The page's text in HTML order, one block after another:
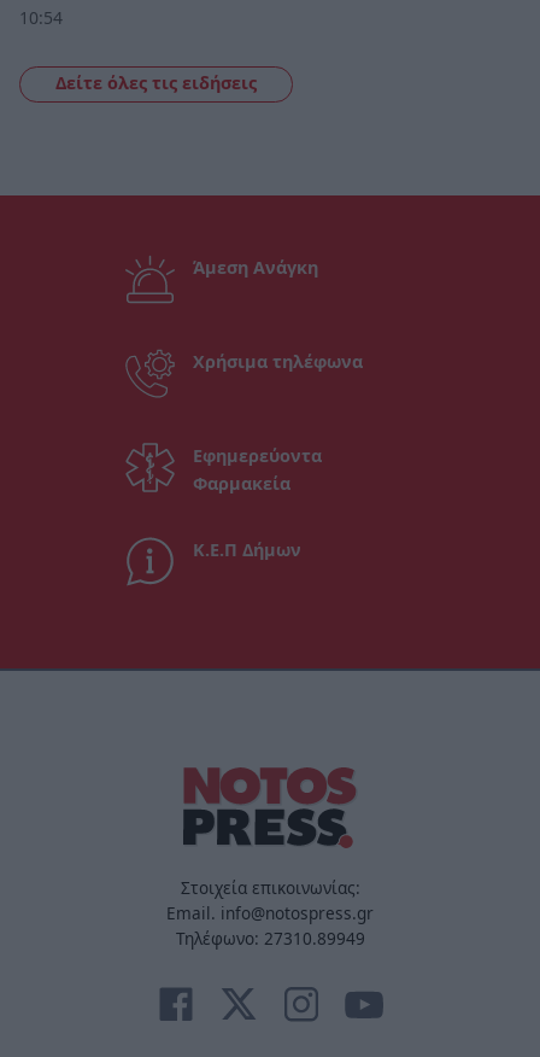
10:54
Δείτε όλες τις ειδήσεις
Άμεση Ανάγκη
Χρήσιμα τηλέφωνα
Εφημερεύοντα
Φαρμακεία
Κ.Ε.Π Δήμων
Στοιχεία επικοινωνίας:
Email. info@notospress.gr
Τηλέφωνο: 27310.89949